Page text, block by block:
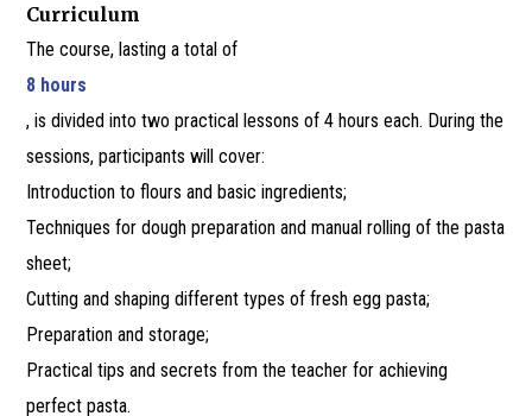
Curriculum
The course, lasting a total of
8 hours
, is divided into two practical lessons of 4 hours each. During the
sessions, participants will cover:
Introduction to flours and basic ingredients;
Techniques for dough preparation and manual rolling of the pasta
sheet;
Cutting and shaping different types of fresh egg pasta;
Preparation and storage;
Practical tips and secrets from the teacher for achieving
perfect pasta.